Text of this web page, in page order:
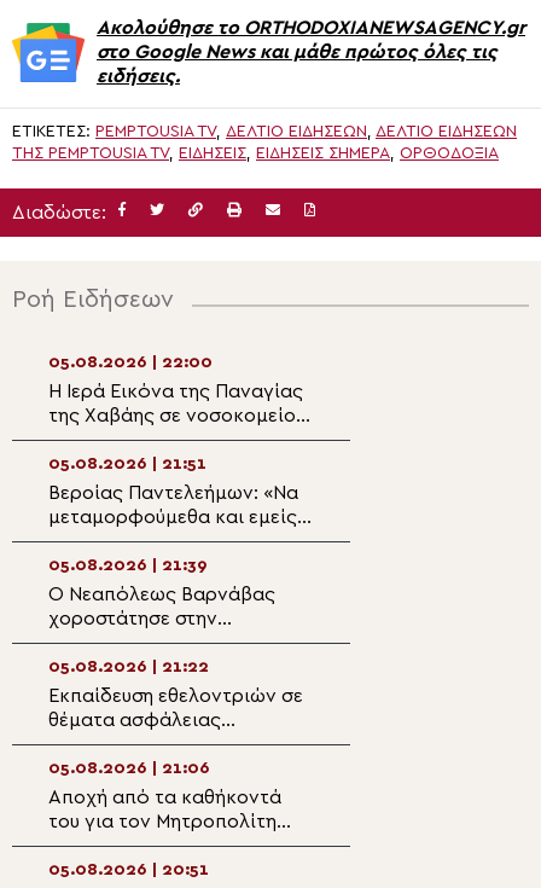
Ακολούθησε το ORTHODOXIANEWSAGENCY.gr
στο Google News και μάθε πρώτος όλες τις
ειδήσεις.
ΕΤΙΚΈΤΕΣ: PEMPTOUSIA TV, ΔΕΛΤΊΟ ΕΙΔΉΣΕΩΝ, ΔΕΛΤΊΟ ΕΙΔΉΣΕΩΝ
ΤΗΣ PEMPTOUSIA TV, ΕΙΔΗΣΕΙΣ, ΕΙΔΉΣΕΙΣ ΣΉΜΕΡΑ, ΟΡΘΟΔΟΞΊΑ
Διαδώστε:
Ροή Ειδήσεων
05.08.2026 | 22:00
Η Ιερά Εικόνα της Παναγίας
της Χαβάης σε νοσοκομείο
της Σόφιας προς ευλογία
ασθενών και προσωπικού
05.08.2026 | 21:51
Βεροίας Παντελεήμων: «Nα
μεταμορφούμεθα και εμείς
με τη χάρη Του»
05.08.2026 | 21:39
Ο Νεαπόλεως Βαρνάβας
χοροστάτησε στην
Ακολουθία του Μεγάλου
Παρακλητικού Κανόνα στον
Ι.Ν. Τιμίου Σταυρού Διαλογής
05.08.2026 | 21:22
Εκπαίδευση εθελοντριών σε
θέματα ασφάλειας
τροφίμων από την Ιερά
Μητρόπολη Νεαπόλεως
05.08.2026 | 21:06
Αποχή από τα καθήκοντά
του για τον Μητροπολίτη
Φλωρίνης λόγω λοίμωξης
του αναπνευστικού
05.08.2026 | 20:51